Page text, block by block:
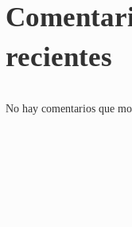
recientes
No hay comentarios que